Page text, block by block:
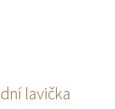
lavička